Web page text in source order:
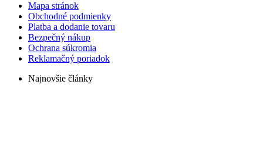
Mapa stránok
Obchodné podmienky
Platba a dodanie tovaru
Bezpečný nákup
Ochrana súkromia
Reklamačný poriadok
Najnovšie články